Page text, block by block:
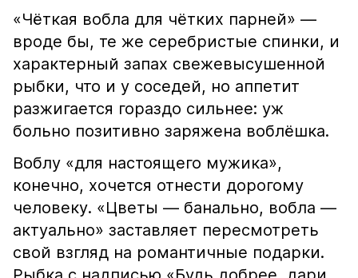
«Чёткая вобла для чётких парней» —
вроде бы, те же серебристые спинки, и
характерный запах свежевысушенной
рыбки, что и у соседей, но аппетит
разжигается гораздо сильнее: уж
больно позитивно заряжена воблёшка.
Воблу «для настоящего мужика»,
конечно, хочется отнести дорогому
человеку. «Цветы — банально, вобла —
актуально» заставляет пересмотреть
свой взгляд на романтичные подарки.